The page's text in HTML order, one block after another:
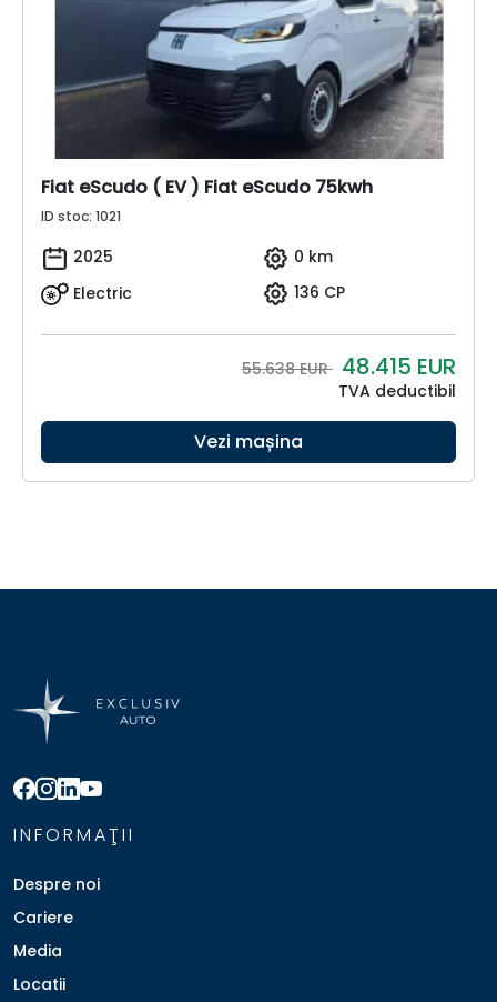
Fiat eScudo ( EV ) Fiat eScudo 75kwh
ID stoc: 1021
2025
0 km
Electric
136 CP
55.638 EUR 48.415 EUR
TVA deductibil
Vezi mașina
INFORMAŢII
Despre noi
Cariere
Media
Locatii